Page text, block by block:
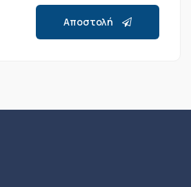
Αποστολή